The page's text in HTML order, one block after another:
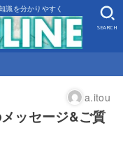
識を分かりやすく
SEARCH
a.itou
ッセージ&ご質